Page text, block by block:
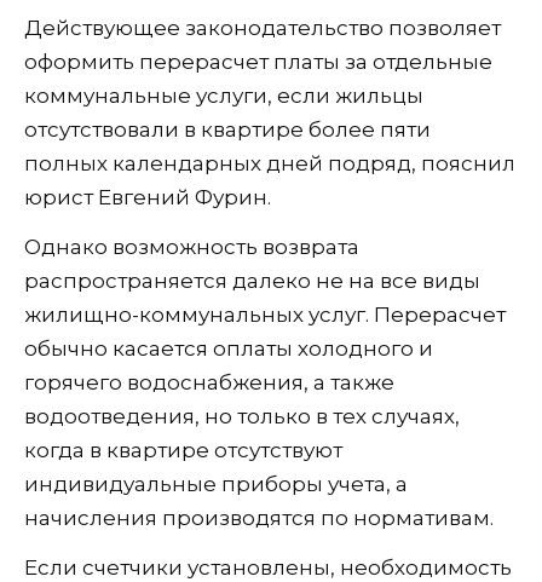
Действующее законодательство позволяет
оформить перерасчет платы за отдельные
коммунальные услуги, если жильцы
отсутствовали в квартире более пяти
полных календарных дней подряд, пояснил
юрист Евгений Фурин.
Однако возможность возврата
распространяется далеко не на все виды
жилищно-коммунальных услуг. Перерасчет
обычно касается оплаты холодного и
горячего водоснабжения, а также
водоотведения, но только в тех случаях,
когда в квартире отсутствуют
индивидуальные приборы учета, а
начисления производятся по нормативам.
Если счетчики установлены, необходимость